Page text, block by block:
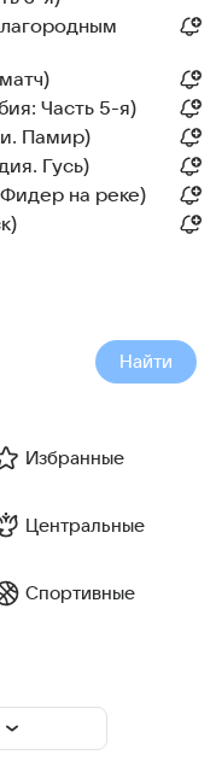
Часть 5-я)
Памир)
Гусь)
на реке)
Найти
Избранные
Центральные
Спортивные